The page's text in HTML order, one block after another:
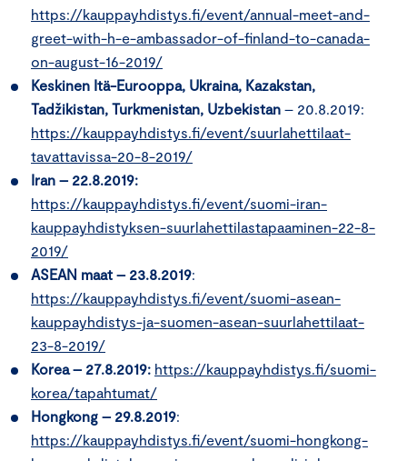
https://kauppayhdistys.fi/event/annual-meet-and-
greet-with-h-e-ambassador-of-finland-to-canada-
on-august-16-2019/
Keskinen Itä-Eurooppa, Ukraina, Kazakstan,
Tadžikistan, Turkmenistan, Uzbekistan – 20.8.2019:
https://kauppayhdistys.fi/event/suurlahettilaat-
tavattavissa-20-8-2019/
Iran – 22.8.2019:
https://kauppayhdistys.fi/event/suomi-iran-
kauppayhdistyksen-suurlahettilastapaaminen-22-8-
2019/
ASEAN maat – 23.8.2019:
https://kauppayhdistys.fi/event/suomi-asean-
kauppayhdistys-ja-suomen-asean-suurlahettilaat-
23-8-2019/
Korea – 27.8.2019: https://kauppayhdistys.fi/suomi-
korea/tapahtumat/
Hongkong – 29.8.2019:
https://kauppayhdistys.fi/event/suomi-hongkong-